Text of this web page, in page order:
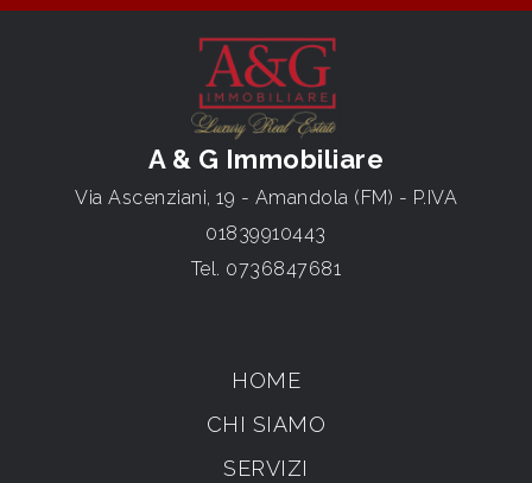
A & G Immobiliare
Via Ascenziani, 19 - Amandola (FM) - P.IVA
01839910443
Tel. 0736847681
HOME
CHI SIAMO
SERVIZI